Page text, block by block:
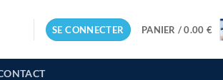
SE CONNECTER PANIER /0.00 €